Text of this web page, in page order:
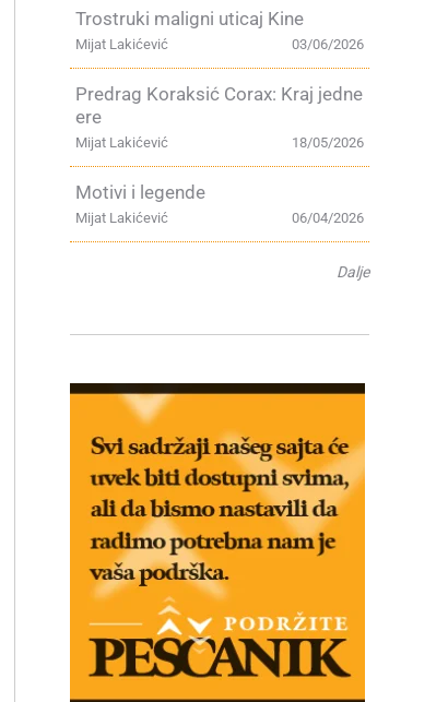
Trostruki maligni uticaj Kine
03/06/2026
Mijat Lakićević
Predrag Koraksić Corax: Kraj jedne
ere
18/05/2026
Mijat Lakićević
Motivi i legende
06/04/2026
Mijat Lakićević
Dalje